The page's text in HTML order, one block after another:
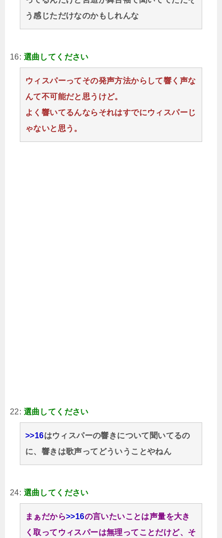
う感じただけなのかもしれんな
16: 選曲してください
ウィスパーってその発声方法からして響く声な
んて不可能だと思うけど。
よく響いてるんならそれはすでにウィスパーじ
ゃないと思う。
22: 選曲してください
>>16はウィスパーの響きについて聞いてるの
に、響きは歌声ってどういうことやねん
24: 選曲してください
まぁだから>>16の言いたいことは声量を大き
く取ってウィスパーは無理ってことだけど、そ